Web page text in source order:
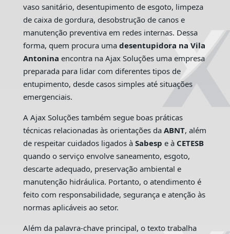
vaso sanitário, desentupimento de esgoto, limpeza
de caixa de gordura, desobstrução de canos e
manutenção preventiva em redes internas. Dessa
forma, quem procura uma desentupidora na Vila
Antonina encontra na Ajax Soluções uma empresa
preparada para lidar com diferentes tipos de
entupimento, desde casos simples até situações
emergenciais.
A Ajax Soluções também segue boas práticas
técnicas relacionadas às orientações da ABNT, além
de respeitar cuidados ligados à Sabesp e à CETESB
quando o serviço envolve saneamento, esgoto,
descarte adequado, preservação ambiental e
manutenção hidráulica. Portanto, o atendimento é
feito com responsabilidade, segurança e atenção às
normas aplicáveis ao setor.
Além da palavra-chave principal, o texto trabalha